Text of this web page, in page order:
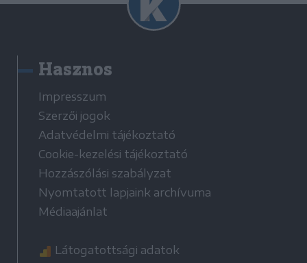
Hasznos
Impresszum
Szerzői jogok
Adatvédelmi tájékoztató
Cookie-kezelési tájékoztató
Hozzászólási szabályzat
Nyomtatott lapjaink archívuma
Médiaajánlat
Látogatottsági adatok